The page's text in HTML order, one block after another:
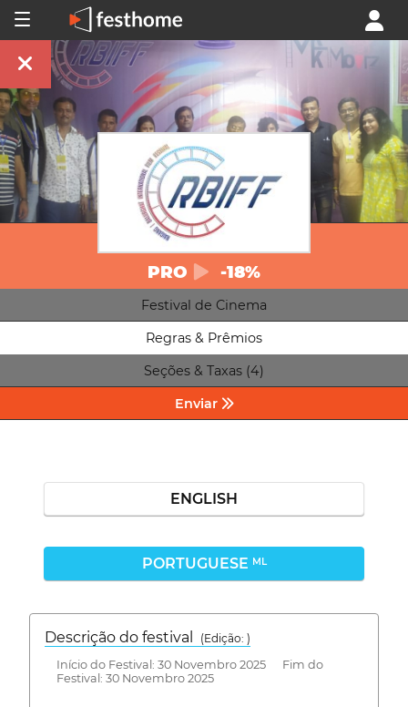
PRO -18%
Festival de Cinema
Regras & Prêmios
Seções & Taxas (4)
Enviar
ENGLISH
PORTUGUESE ML
Descrição do festival
(Edição: )
Início do Festival: 30 Novembro 2025 Fim do
Festival: 30 Novembro 2025